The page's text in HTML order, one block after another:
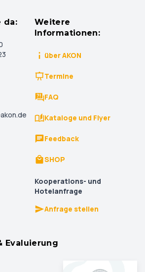
da:
Weitere
Informationen:
über AKON
Termine
FAQ
Kataloge und Flyer
Feedback
SHOP
Kooperations- und
Hotelanfrage
Anfrage stellen
Evaluierung